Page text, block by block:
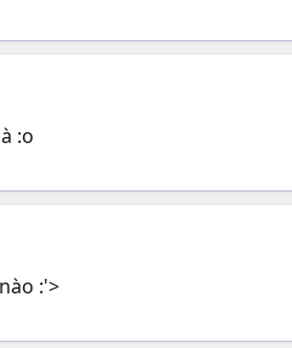
:o
:'>